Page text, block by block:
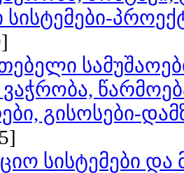
გისოსები-
სისტემები